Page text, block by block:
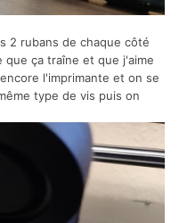
2 rubans de chaque côté
ça traîne et que j'aime
l'imprimante et on se
type de vis puis on